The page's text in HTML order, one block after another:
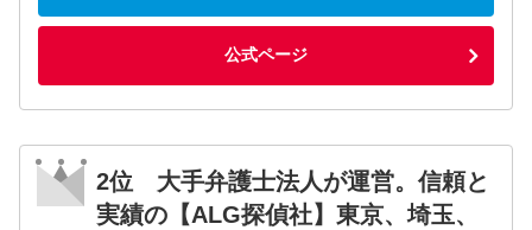
公式ページ
2位 大手弁護士法人が運営。信頼と
実績の【ALG探偵社】東京、埼玉、